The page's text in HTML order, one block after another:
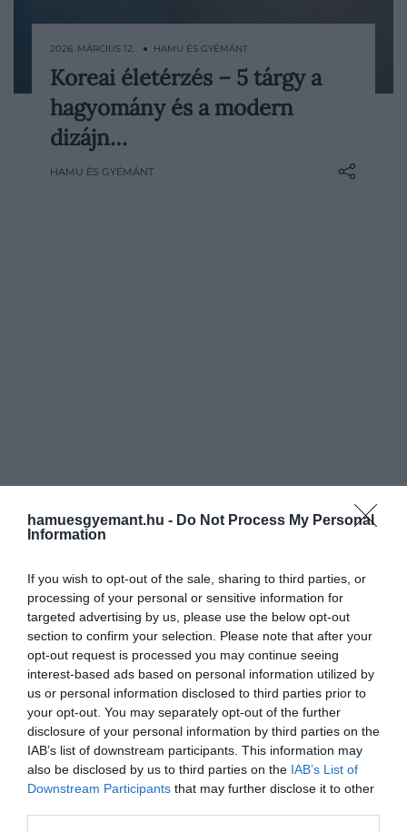
hamuesgyemant.hu - Do Not Process My Personal
Information
If you wish to opt-out of the sale, sharing to third parties, or
processing of your personal or sensitive information for
targeted advertising by us, please use the below opt-out
section to confirm your selection. Please note that after your
opt-out request is processed you may continue seeing
interest-based ads based on personal information utilized by
us or personal information disclosed to third parties prior to
your opt-out. You may separately opt-out of the further
disclosure of your personal information by third parties on the
IAB’s list of downstream participants. This information may
also be disclosed by us to third parties on the IAB’s List of
Downstream Participants that may further disclose it to other
A dél-koreai kultúra globális hatása ma
már jóval túlmutat a K-popon vagy a
street foodon. A távol-keleti ország a
lakberendezésben és a divatban is egyre
hangsúlyosabb szereplő, akár
2026. MÁRCIUS 12. ● HAMU ÉS GYÉMÁNT
Koreai életérzés – 5 tárgy a
hagyomány és a modern
dizájn…
HAMU ÉS GYÉMÁNT